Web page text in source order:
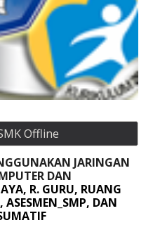
Offline
JARINGAN
DAN
R. GURU, RUANG
ASESMEN_SMP, DAN